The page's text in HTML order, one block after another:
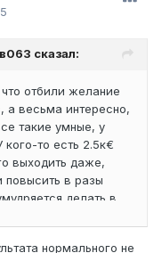
сказал:
отбили желание
а весьма интересно,
такие умные, у
то есть 2.5к€
выходить даже,
в разы
делать в
на сайте в
нормального не